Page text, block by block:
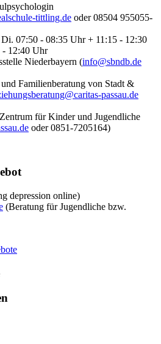
tittling.de oder 08504 955055-
Di. 07:50 - 08:35 Uhr + 11:15 - 12:30
12:40 Uhr
Niederbayern (info@sbndb.de
Familienberatung von Stadt &
passau.de
für Kinder und Jugendliche
oder 0851-7205164)
depression online)
(Beratung für Jugendliche bzw.